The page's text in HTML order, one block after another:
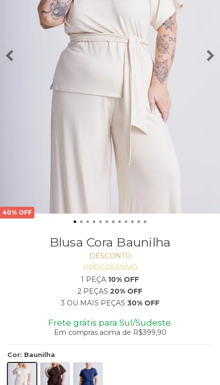
40% OFF
Blusa Cora Baunilha
DESCONTO
PROGRESSIVO
1 PEÇA 10% OFF
2 PEÇAS 20% OFF
3 OU MAIS PEÇAS 30% OFF
Frete grátis para Sul/Sudeste.
Em compras acima de R$399,90
Cor: Baunilha